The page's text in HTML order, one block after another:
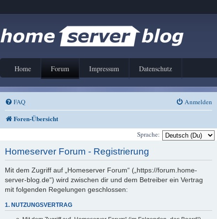
Home Forum Impressum Datenschutz
FAQ Anmelden
Foren-Übersicht
Sprache:
Homeserver Forum - Registrierung
Mit dem Zugriff auf „Homeserver Forum“ („https://forum.home-
server-blog.de“) wird zwischen dir und dem Betreiber ein Vertrag
mit folgenden Regelungen geschlossen:
1. NUTZUNGSVERTRAG